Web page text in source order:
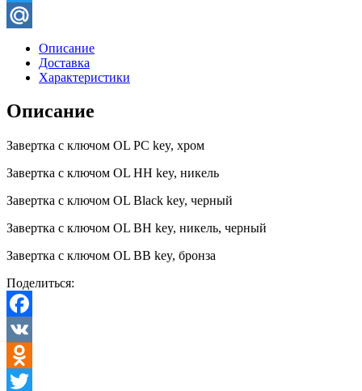
Twitter
Mail.Ru
Описание
Доставка
Характеристики
Описание
Завертка с ключом OL PC key, хром
Завертка с ключом OL НH key, никель
Завертка с ключом OL Black key, черный
Завертка с ключом OL BH key, никель, черный
Завертка с ключом OL BB key, бронза
Поделиться:
Facebook
VK
Odnoklassniki